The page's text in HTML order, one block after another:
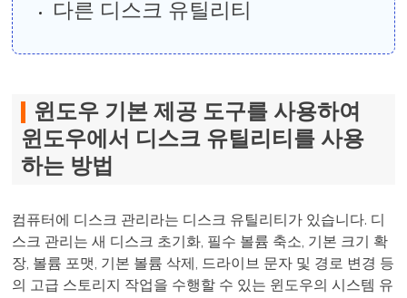
다른 디스크 유틸리티
윈도우 기본 제공 도구를 사용하여
윈도우에서 디스크 유틸리티를 사용
하는 방법
컴퓨터에 디스크 관리라는 디스크 유틸리티가 있습니다. 디
스크 관리는 새 디스크 초기화, 필수 볼륨 축소, 기본 크기 확
장, 볼륨 포맷, 기본 볼륨 삭제, 드라이브 문자 및 경로 변경 등
의 고급 스토리지 작업을 수행할 수 있는 윈도우의 시스템 유